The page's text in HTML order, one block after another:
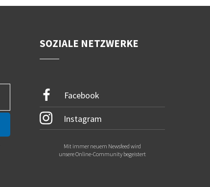
SOZIALE NETZWERKE
Facebook
Instagram
Mit immer neuem Newsfeed wird
unsere Online-Community begeistert